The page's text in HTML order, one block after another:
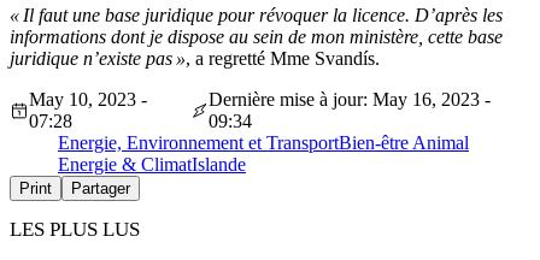
« Il faut une base juridique pour révoquer la licence. D’après les
informations dont je dispose au sein de mon ministère, cette base
juridique n’existe pas », a regretté Mme Svandís.
May 10, 2023 -
07:28
Dernière mise à jour: May 16, 2023 -
09:34
Energie, Environnement et TransportBien-être Animal
Energie & ClimatIslande
Print Partager
LES PLUS LUS